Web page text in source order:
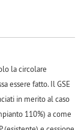
la circolare
essere fatto. Il GSE
in merito al caso
110%) a come